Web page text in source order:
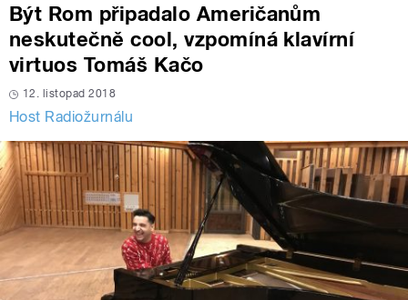
Být Rom připadalo Američanům
neskutečně cool, vzpomíná klavírní
virtuos Tomáš Kačo
12. listopad 2018
Host Radiožurnálu